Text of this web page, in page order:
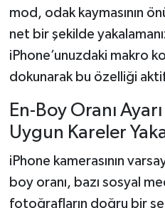
mod, odak kaymasının
net bir şekilde
iPhone’unuzdaki makro
dokunarak bu özelliği
En-Boy Oranı
Uygun Kareler
iPhone kamerasının
boy oranı, bazı sosyal
fotoğrafların doğru bir